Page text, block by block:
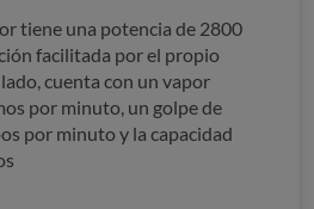
tiene una potencia de 2800
facilitada por el propio
cuenta con un vapor
por minuto, un golpe de
por minuto y la capacidad